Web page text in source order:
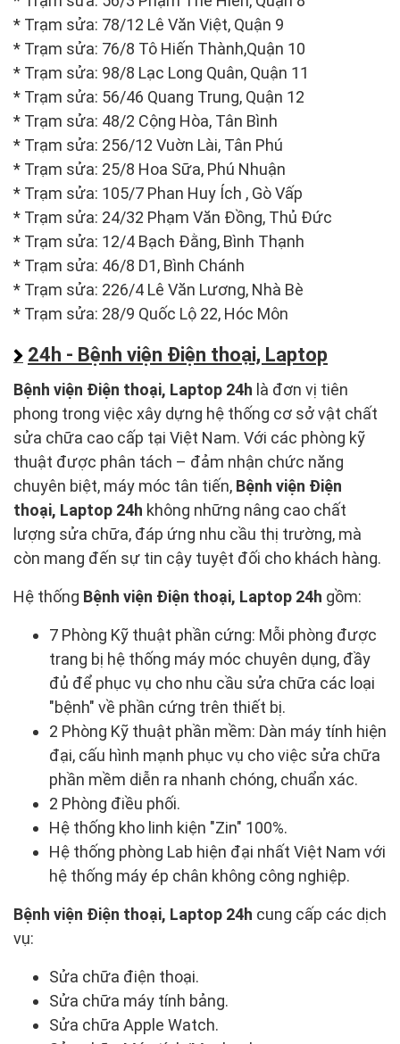
* Trạm sửa: 78/12 Lê Văn Việt, Quận 9
* Trạm sửa: 76/8 Tô Hiến Thành,Quận 10
* Trạm sửa: 98/8 Lạc Long Quân, Quận 11
* Trạm sửa: 56/46 Quang Trung, Quận 12
* Trạm sửa: 48/2 Cộng Hòa, Tân Bình
* Trạm sửa: 256/12 Vuờn Lài, Tân Phú
* Trạm sửa: 25/8 Hoa Sữa, Phú Nhuận
* Trạm sửa: 105/7 Phan Huy Ích , Gò Vấp
* Trạm sửa: 24/32 Phạm Văn Đồng, Thủ Đức
* Trạm sửa: 12/4 Bạch Đằng, Bình Thạnh
* Trạm sửa: 46/8 D1, Bình Chánh
* Trạm sửa: 226/4 Lê Văn Lương, Nhà Bè
* Trạm sửa: 28/9 Quốc Lộ 22, Hóc Môn
24h - Bệnh viện Điện thoại, Laptop
Bệnh viện Điện thoại, Laptop 24h là đơn vị tiên
phong trong việc xây dựng hệ thống cơ sở vật chất
sửa chữa cao cấp tại Việt Nam. Với các phòng kỹ
thuật được phân tách – đảm nhận chức năng
chuyên biệt, máy móc tân tiến, Bệnh viện Điện
thoại, Laptop 24h không những nâng cao chất
lượng sửa chữa, đáp ứng nhu cầu thị trường, mà
còn mang đến sự tin cậy tuyệt đối cho khách hàng.
Hệ thống Bệnh viện Điện thoại, Laptop 24h gồm:
7 Phòng Kỹ thuật phần cứng: Mỗi phòng được
trang bị hệ thống máy móc chuyên dụng, đầy
đủ để phục vụ cho nhu cầu sửa chữa các loại
"bệnh" về phần cứng trên thiết bị.
2 Phòng Kỹ thuật phần mềm: Dàn máy tính hiện
đại, cấu hình mạnh phục vụ cho việc sửa chữa
phần mềm diễn ra nhanh chóng, chuẩn xác.
2 Phòng điều phối.
Hệ thống kho linh kiện "Zin" 100%.
Hệ thống phòng Lab hiện đại nhất Việt Nam với
hệ thống máy ép chân không công nghiệp.
Bệnh viện Điện thoại, Laptop 24h cung cấp các dịch
vụ:
Sửa chữa điện thoại.
Sửa chữa máy tính bảng.
Sửa chữa Apple Watch.